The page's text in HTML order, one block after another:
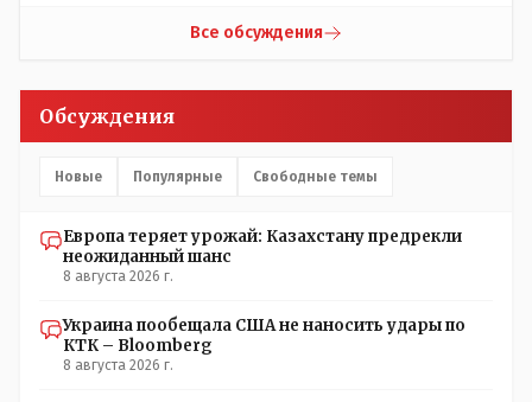
прививки. Бумага нужна как защита от дол.....бов не
люди и отказываются и я в том числе своих не
прививал.Лично я вам и тем другим людям благодарен.
частотности появления в популяции соответствующих
естественный отбор.
Все обсуждения
Обсуждения
Новые Популярные Свободные темы
Европа теряет урожай: Казахстану предрекли
неожиданный шанс
8 августа 2026 г.
Украина пообещала США не наносить удары по
КТК – Bloomberg
8 августа 2026 г.